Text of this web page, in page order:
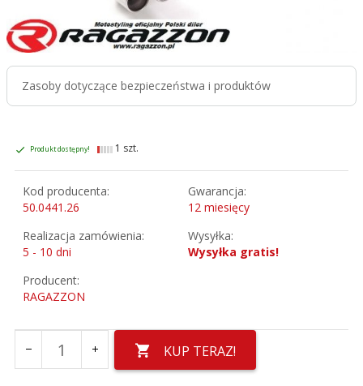
Zasoby dotyczące bezpieczeństwa i produktów
Produkt dostępny! 1 szt.
Kod producenta:
50.0441.26
Gwarancja:
12 miesięcy
Realizacja zamówienia:
5 - 10 dni
Wysyłka:
Wysyłka gratis!
Producent:
RAGAZZON
KUP TERAZ!